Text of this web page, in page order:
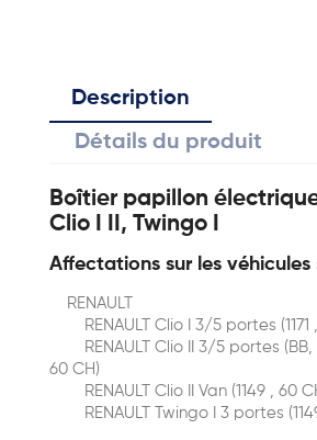
Description
Détails du produit
Boîtier papillon
Clio I II, Twingo I
Affectations sur les véhicules
RENAULT
RENAULT Clio I 3/5 portes (1171
RENAULT Clio II 3/5 portes (BB,
60 CH)
RENAULT Clio II Van (1149 , 60
RENAULT Twingo I 3 portes